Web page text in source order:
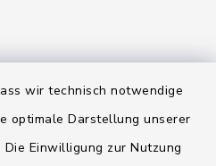
wir technisch notwendige
optimale Darstellung unserer
Einwilligung zur Nutzung